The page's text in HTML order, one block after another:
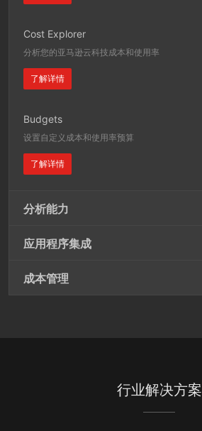
Cost Explorer
分析您的亚马逊云科技成本和使用率
了解详情
Budgets
设置自定义成本和使用率预算
了解详情
分析能力
应用程序集成
成本管理
行业解决方案